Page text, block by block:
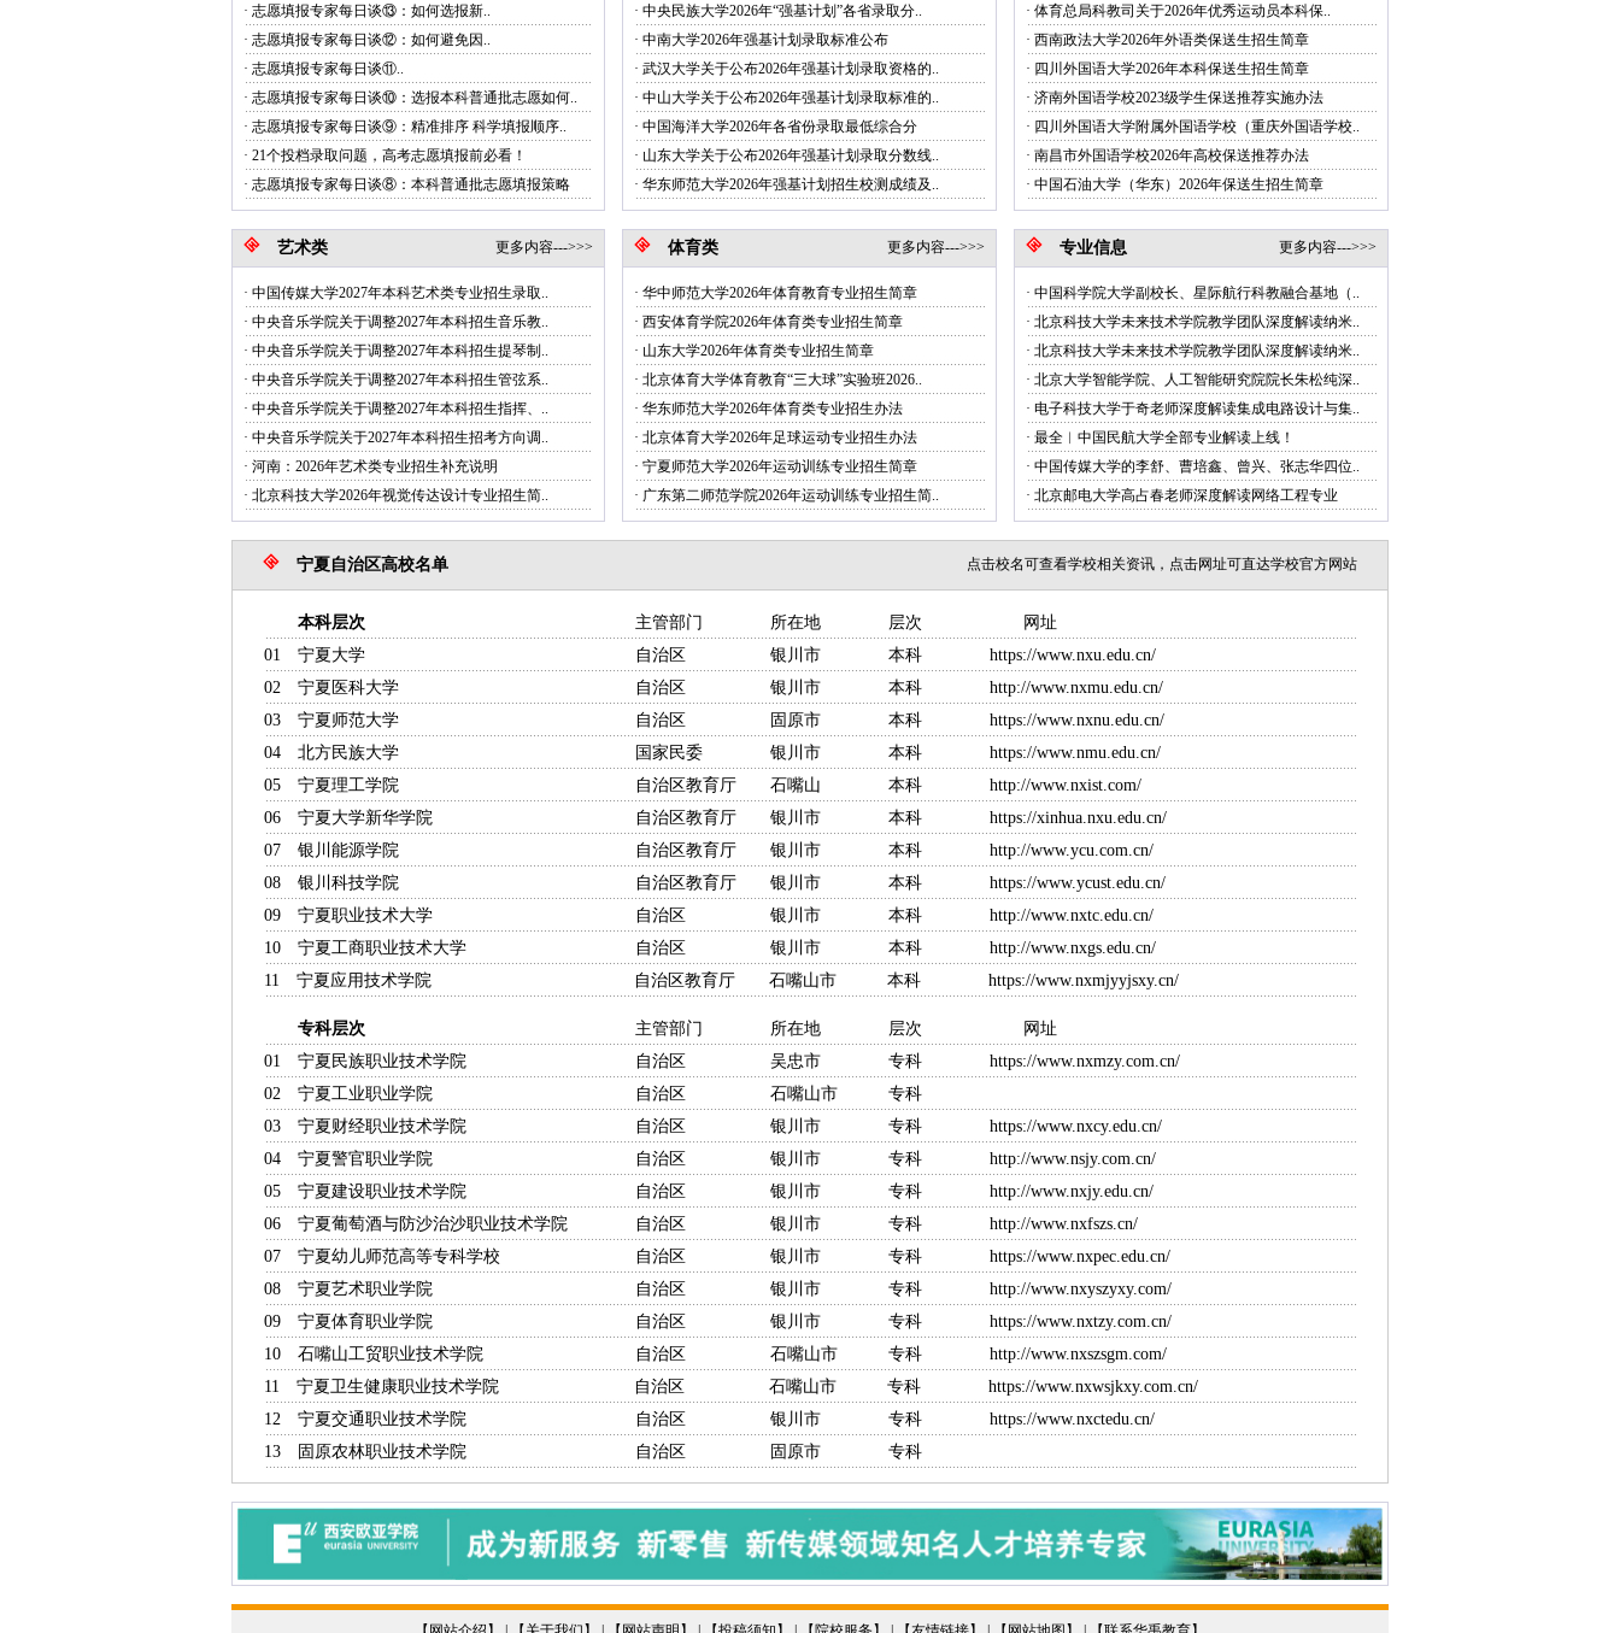
· 志愿填报专家每日谈⑬：如何选报新..
· 志愿填报专家每日谈⑫：如何避免因..
· 志愿填报专家每日谈‌⑪..
· 志愿填报专家每日谈⑩：选报本科普通批志愿如何..
· 志愿填报专家每日谈⑨：精准排序 科学填报顺序..
· 21个投档录取问题，高考志愿填报前必看！
· 志愿填报专家每日谈⑧：本科普通批志愿填报策略
· 中央民族大学2026年“强基计划”各省录取分..
· 中南大学2026年强基计划录取标准公布
· 武汉大学关于公布2026年强基计划录取资格的..
· 中山大学关于公布2026年强基计划录取标准的..
· 中国海洋大学2026年各省份录取最低综合分
· 山东大学关于公布2026年强基计划录取分数线..
· 华东师范大学2026年强基计划招生校测成绩及..
· 体育总局科教司关于2026年优秀运动员本科保..
· 西南政法大学2026年外语类保送生招生简章
· 四川外国语大学2026年本科保送生招生简章
· 济南外国语学校2023级学生保送推荐实施办法
· 四川外国语大学附属外国语学校（重庆外国语学校..
· 南昌市外国语学校2026年高校保送推荐办法
· 中国石油大学（华东）2026年保送生招生简章
艺术类 更多内容--->>>
· 中国传媒大学2027年本科艺术类专业招生录取..
· 中央音乐学院关于调整2027年本科招生音乐教..
· 中央音乐学院关于调整2027年本科招生提琴制..
· 中央音乐学院关于调整2027年本科招生管弦系..
· 中央音乐学院关于调整2027年本科招生指挥、..
· 中央音乐学院关于2027年本科招生招考方向调..
· 河南：2026年艺术类专业招生补充说明
· 北京科技大学2026年视觉传达设计专业招生简..
体育类 更多内容--->>>
· 华中师范大学2026年体育教育专业招生简章
· 西安体育学院2026年体育类专业招生简章
· 山东大学2026年体育类专业招生简章
· 北京体育大学体育教育“三大球”实验班2026..
· 华东师范大学2026年体育类专业招生办法
· 北京体育大学2026年足球运动专业招生办法
· 宁夏师范大学2026年运动训练专业招生简章
· 广东第二师范学院2026年运动训练专业招生简..
专业信息 更多内容--->>>
· 中国科学院大学副校长、星际航行科教融合基地（..
· 北京科技大学未来技术学院教学团队深度解读纳米..
· 北京科技大学未来技术学院教学团队深度解读纳米..
· 北京大学智能学院、人工智能研究院院长朱松纯深..
· 电子科技大学于奇老师深度解读集成电路设计与集..
· 最全︱中国民航大学全部专业解读上线！
· 中国传媒大学的李舒、曹培鑫、曾兴、张志华四位..
· 北京邮电大学高占春老师深度解读网络工程专业
宁夏自治区高校名单 点击校名可查看学校相关资讯，点击网址可直达学校官方网站
本科层次 主管部门 所在地 层次 网址
01 宁夏大学 自治区 银川市 本科 https://www.nxu.edu.cn/
02 宁夏医科大学 自治区 银川市 本科 http://www.nxmu.edu.cn/
03 宁夏师范大学 自治区 固原市 本科 https://www.nxnu.edu.cn/
04 北方民族大学 国家民委 银川市 本科 https://www.nmu.edu.cn/
05 宁夏理工学院 自治区教育厅 石嘴山 本科 http://www.nxist.com/
06 宁夏大学新华学院 自治区教育厅 银川市 本科 https://xinhua.nxu.edu.cn/
07 银川能源学院 自治区教育厅 银川市 本科 http://www.ycu.com.cn/
08 银川科技学院 自治区教育厅 银川市 本科 https://www.ycust.edu.cn/
09 宁夏职业技术大学 自治区 银川市 本科 http://www.nxtc.edu.cn/
10 宁夏工商职业技术大学 自治区 银川市 本科 http://www.nxgs.edu.cn/
11 宁夏应用技术学院 自治区教育厅 石嘴山市 本科 https://www.nxmjyyjsxy.cn/
专科层次 主管部门 所在地 层次 网址
01 宁夏民族职业技术学院 自治区 吴忠市 专科 https://www.nxmzy.com.cn/
02 宁夏工业职业学院 自治区 石嘴山市 专科
03 宁夏财经职业技术学院 自治区 银川市 专科 https://www.nxcy.edu.cn/
04 宁夏警官职业学院 自治区 银川市 专科 http://www.nsjy.com.cn/
05 宁夏建设职业技术学院 自治区 银川市 专科 http://www.nxjy.edu.cn/
06 宁夏葡萄酒与防沙治沙职业技术学院 自治区 银川市 专科 http://www.nxfszs.cn/
07 宁夏幼儿师范高等专科学校 自治区 银川市 专科 https://www.nxpec.edu.cn/
08 宁夏艺术职业学院 自治区 银川市 专科 http://www.nxyszyxy.com/
09 宁夏体育职业学院 自治区 银川市 专科 https://www.nxtzy.com.cn/
10 石嘴山工贸职业技术学院 自治区 石嘴山市 专科 http://www.nxszsgm.com/
11 宁夏卫生健康职业技术学院 自治区 石嘴山市 专科 https://www.nxwsjkxy.com.cn/
12 宁夏交通职业技术学院 自治区 银川市 专科 https://www.nxctedu.cn/
13
固原农林职业技术学院 自治区 固原市 专科